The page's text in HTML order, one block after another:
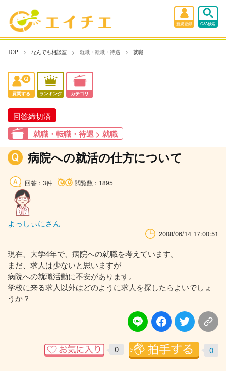
新規登録 Q&A検索
TOP なんでも相談室 就職・転職・待遇 就職
質問する ランキング カテゴリ
回答締切済
就職・転職・待遇 > 就職
病院への就活の仕方について
回答：3件 閲覧数：1895
よっしぃにさん
2008/06/14 17:00:51
現在、大学4年で、病院への就職を考えています。
まだ、求人は少ないと思いますが
病院への就職活動に不安があります。
学校に来る求人以外はどのように求人を探したらよいでしょ
うか？
0 0